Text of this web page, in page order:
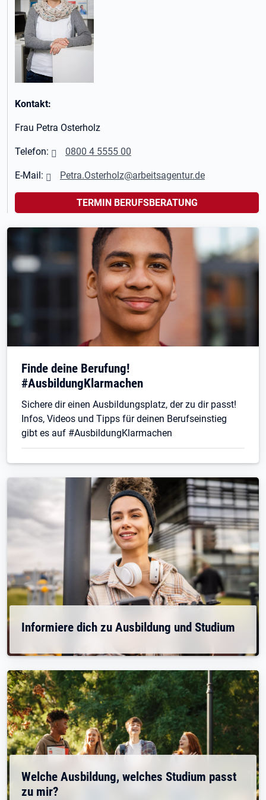
Kontakt:
Frau Petra Osterholz
Telefon: 0800 4 5555 00
E-Mail: Petra.Osterholz@arbeitsagentur.de
TERMIN BERUFSBERATUNG
Finde deine Berufung!
#AusbildungKlarmachen
Sichere dir einen Ausbildungsplatz, der zu dir passt!
Infos, Videos und Tipps für deinen Berufseinstieg
gibt es auf #AusbildungKlarmachen
Informiere dich zu Ausbildung und Studium
Welche Ausbildung, welches Studium passt
zu mir?